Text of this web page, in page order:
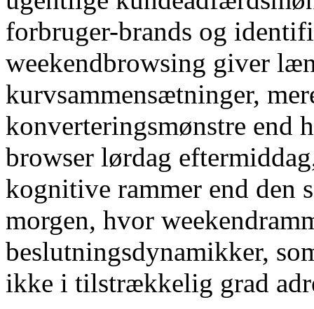
forbruger-brands og
weekendbrowsing giver
kurvsammensætninger,
konverteringsmønstre end
browser lørdag
kognitive rammer end den
morgen, hvor
beslutningsdynamikker,
ikke i tilstrækkelig grad